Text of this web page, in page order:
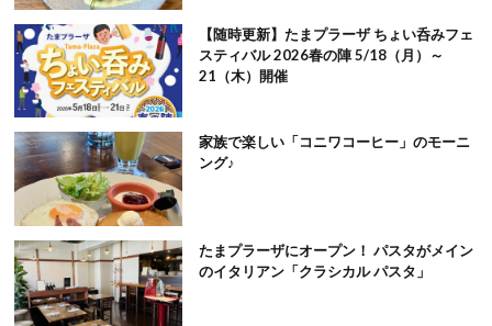
【随時更新】たまプラーザ ちょい呑みフェ
スティバル 2026春の陣 5/18（月）～
21（木）開催
家族で楽しい「コニワコーヒー」のモーニ
ング♪
たまプラーザにオープン！ パスタがメイン
のイタリアン「クラシカル パスタ」